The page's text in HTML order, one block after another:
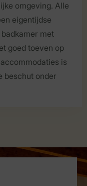
omgeving. Alle
eigentijdse
met
goed toeven op
is
beschut onder